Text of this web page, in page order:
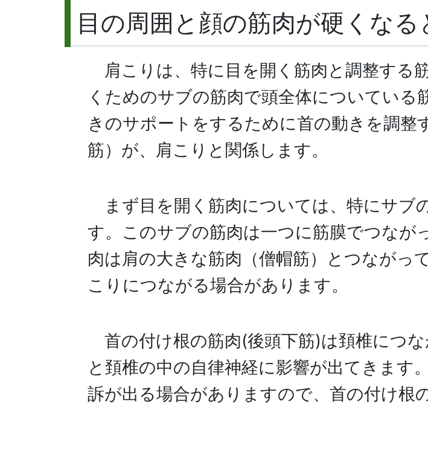
目の周囲と顔の筋肉が硬くなる
肩こりは、特に目を開く筋肉と調整する
くためのサブの筋肉で頭全体についている
きのサポートをするために首の動きを調整
筋）が、肩こりと関係します。
まず目を開く筋肉については、特にサブ
す。このサブの筋肉は一つに筋膜でつなが
肉は肩の大きな筋肉（僧帽筋）とつながっ
こりにつながる場合があります。
首の付け根の筋肉(後頭下筋)は頚椎につ
と頚椎の中の自律神経に影響が出てきます
訴が出る場合がありますので、首の付け根